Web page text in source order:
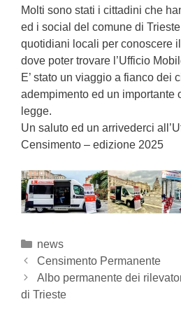
Molti sono stati i cittadini che
ed i social del comune di
quotidiani locali per conoscere
dove poter trovare l’Ufficio
E’ stato un viaggio a fianco dei
adempimento ed un importante
legge.
Un saluto ed un arrivederci
Censimento – edizione 2025
Categories
news
Post
navigation
Censimento Permanente
Albo permanente dei
di Trieste